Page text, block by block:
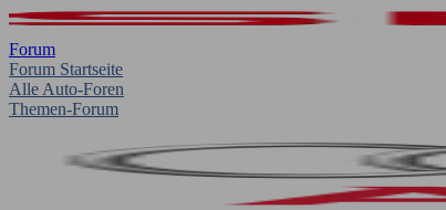
Forum
Forum Startseite
Alle Auto-Foren
Themen-Forum